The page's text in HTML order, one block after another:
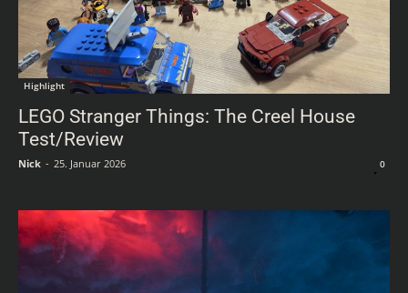
Highlight
LEGO Stranger Things: The Creel House
Test/Review
Nick - 25. Januar 2026 0